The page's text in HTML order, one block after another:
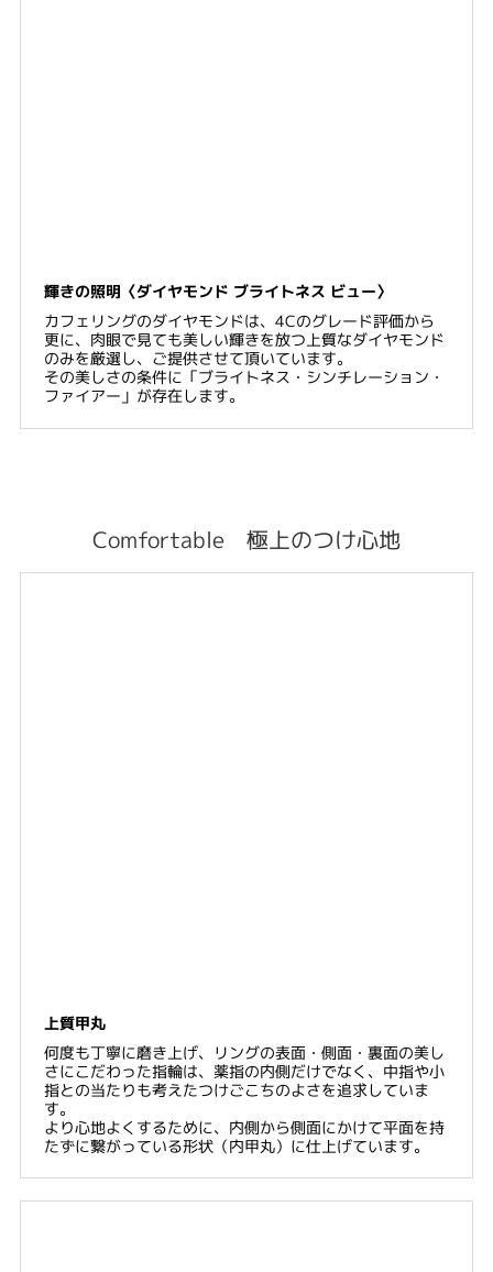
輝きの照明〈ダイヤモンド ブライトネス ビュー〉
カフェリングのダイヤモンドは、4Cのグレード評価から
更に、肉眼で見ても美しい輝きを放つ上質なダイヤモンド
のみを厳選し、ご提供させて頂いています。
その美しさの条件に「ブライトネス・シンチレーション・
ファイアー」が存在します。
Comfortable 極上のつけ心地
上質甲丸
何度も丁寧に磨き上げ、リングの表面・側面・裏面の美し
さにこだわった指輪は、薬指の内側だけでなく、中指や小
指との当たりも考えたつけごこちのよさを追求していま
す。
より心地よくするために、内側から側面にかけて平面を持
たずに繋がっている形状（内甲丸）に仕上げています。